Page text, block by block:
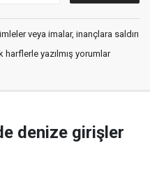
veya imalar, inançlara saldırı
harflerle yazılmış yorumlar
denize girişler